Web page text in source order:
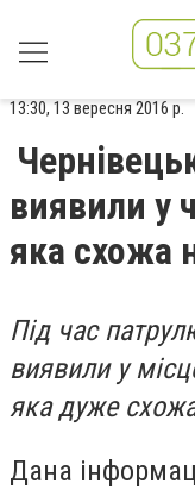
13:30, 13 вересня 2016 р.
виявили у
яка схожа
Під час
виявили у
яка дуже
Дана